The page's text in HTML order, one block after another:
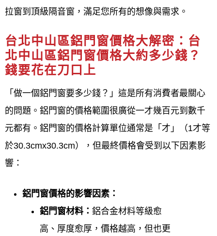
密封填縫、以及隱蔽工程驗收後進行最終的確認。 安
裝方法可分為乾式或濕式，應根據住家實際情況和預
算來選擇最適合的工法，並確保門窗框有足夠的固定
片，間距適當，以防止因重力導致下垂，影響窗扇的
密合度與效果。
聯絡方式與資訊
行動電話： 0952696696。
Email：win82015566@gmail.com。
拉窗到頂級隔音窗，滿足您所有的想像與需求。
台北中山區鋁門窗價格大解密：台
北中山區鋁門窗價格大約多少錢？
錢要花在刀口上
「做一個鋁門窗要多少錢？」這是所有消費者最關心
的問題。鋁門窗的價格範圍很廣從一才幾百元到數千
元都有。鋁門窗的價格計算單位通常是「才」（1才等
於30.3cmx30.3cm），但最終價格會受到以下因素影
響：
鋁門窗價格的影響因素：
鋁門窗材料： 鋁合金材料等級愈
高、厚度愈厚，價格越高，但也更